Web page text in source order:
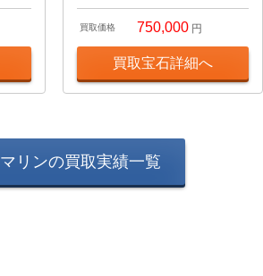
買取価格 750,000 円
買取宝石詳細へ
リンの買取実績一覧